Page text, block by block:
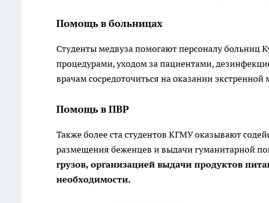
Помощь в больницах
Студенты медвуза помогают персоналу больниц
процедурами, уходом за пациентами,
врачам сосредоточиться на оказании
Помощь в ПВР
Также более ста студентов КГМУ оказывают
размещения беженцев и выдачи гуманитарной
грузов, организацией выдачи продуктов
необходимости.